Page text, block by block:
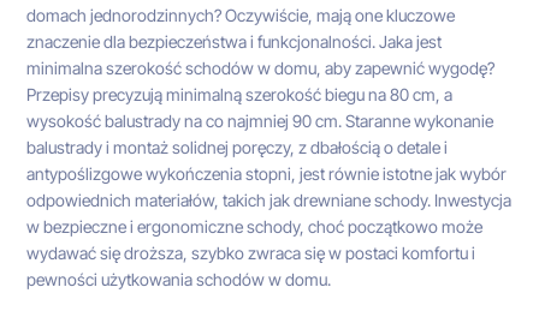
domach jednorodzinnych? Oczywiście, mają one kluczowe
znaczenie dla bezpieczeństwa i funkcjonalności. Jaka jest
minimalna szerokość schodów w domu, aby zapewnić wygodę?
Przepisy precyzują minimalną szerokość biegu na 80 cm, a
wysokość balustrady na co najmniej 90 cm. Staranne wykonanie
balustrady i montaż solidnej poręczy, z dbałością o detale i
antypoślizgowe wykończenia stopni, jest równie istotne jak wybór
odpowiednich materiałów, takich jak drewniane schody. Inwestycja
w bezpieczne i ergonomiczne schody, choć początkowo może
wydawać się droższa, szybko zwraca się w postaci komfortu i
pewności użytkowania schodów w domu.